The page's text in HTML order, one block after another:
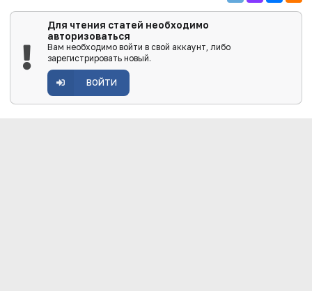
Для чтения статей необходимо
авторизоваться
Вам необходимо войти в свой аккаунт, либо
зарегистрировать новый.
ВОЙТИ